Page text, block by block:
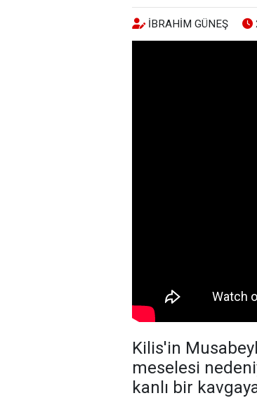
İBRAHIM GÜNEŞ
Kilis'in
meselesi
kanlı bir